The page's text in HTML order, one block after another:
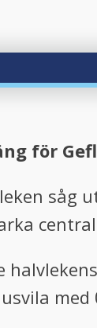
för
såg
med